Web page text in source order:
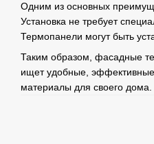
Одним из основных
Установка не требует
Термопанели могут быть
Таким образом, фасадные
ищет удобные,
материалы для своего дома.